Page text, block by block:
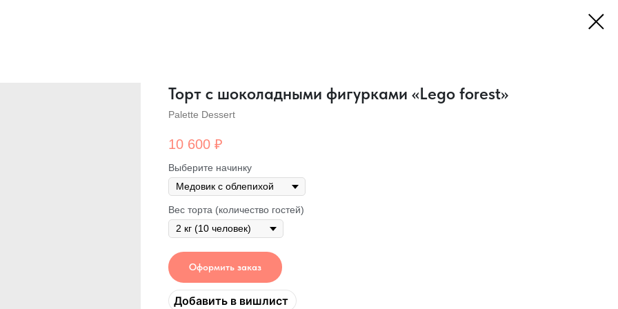
Торт с шоколадными фигурками «Lego forest»
Palette Dessert
10 600 ₽
Выберите начинку
Вес торта (количество гостей)
Оформить заказ
Добавить в вишлист